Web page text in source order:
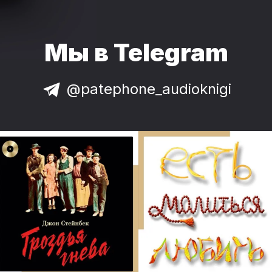
© ИДДК
Мы в Telegram
@patephone_audioknigi